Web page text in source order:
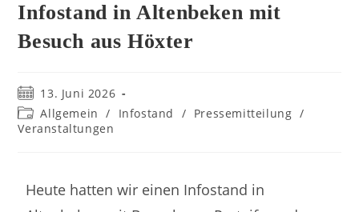
Infostand in Altenbeken mit
Besuch aus Höxter
13. Juni 2026
Allgemein
/ Infostand / Pressemitteilung /
Veranstaltungen
Heute hatten wir einen Infostand in